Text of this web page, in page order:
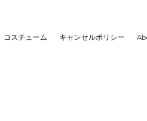
コスチューム キャンセルポリシー